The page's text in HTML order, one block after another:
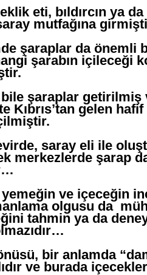
eti, bıldırcın ya
mutfağına
şaraplar da önemli
şarabın içileceği
bile şaraplar getirilmiş
Kıbrıs’tan gelen
saray eli ile
merkezlerde şarap
ve içeceğin
olgusu da
tahmin ya da
bir anlamda
ve burada